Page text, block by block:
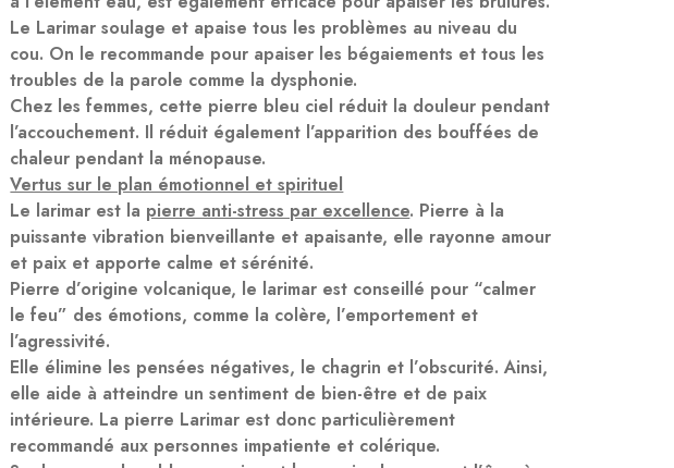
Le Larimar soulage et apaise tous les problèmes au niveau du
cou. On le recommande pour apaiser les bégaiements et tous les
troubles de la parole comme la dysphonie.
Chez les femmes, cette pierre bleu ciel réduit la douleur pendant
l’accouchement. Il réduit également l’apparition des bouffées de
chaleur pendant la ménopause.
Vertus sur le plan émotionnel et spirituel
Le larimar est la pierre anti-stress par excellence. Pierre à la
puissante vibration bienveillante et apaisante, elle rayonne amour
et paix et apporte calme et sérénité.
Pierre d’origine volcanique, le larimar est conseillé pour “calmer
le feu” des émotions, comme la colère, l’emportement et
l’agressivité.
Elle élimine les pensées négatives, le chagrin et l’obscurité. Ainsi,
elle aide à atteindre un sentiment de bien-être et de paix
intérieure. La pierre Larimar est donc particulièrement
recommandé aux personnes impatiente et colérique.